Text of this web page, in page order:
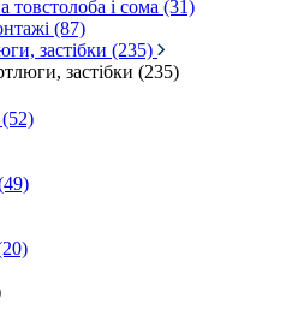
товстолоба і сома (31)
(87)
застібки (235)
застібки (235)